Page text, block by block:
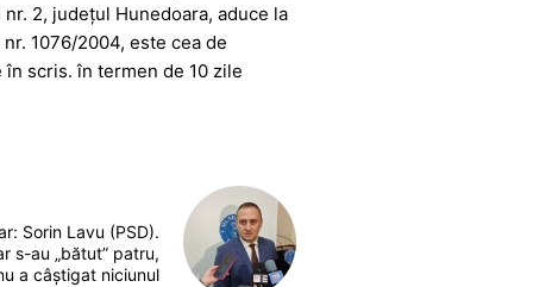
2, județul Hunedoara, aduce la
1076/2004, este cea de
scris. în termen de 10 zile
Sorin Lavu (PSD).
s-au „bătut” patru,
a câștigat niciunul